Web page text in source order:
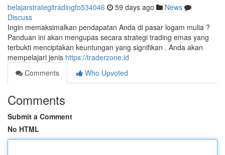
belajarstrategitradingfo534046 59 days ago
News
Discuss
Ingin memaksimalkan pendapatan Anda di pasar logam mulia ?
Panduan ini akan mengupas secara strategi trading emas yang
terbukti menciptakan keuntungan yang signifikan . Anda akan
mempelajari jenis https://traderzone.id
Comments
Who Upvoted
Comments
Submit a Comment
No HTML